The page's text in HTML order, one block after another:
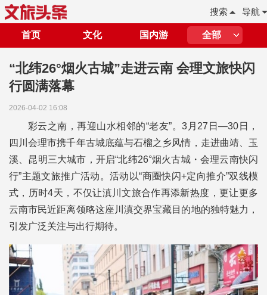
导航
搜索
首页 文化 国内游 全部
“北纬26°烟火古城”走进云南 会理文旅快闪
行圆满落幕
2026-04-02 16:08
彩云之南，再迎山水相邻的“老友”。3月27日—30日，
四川会理市携千年古城底蕴与石榴之乡风情，走进曲靖、玉
溪、昆明三大城市，开启“北纬26°烟火古城・会理云南快闪
行”主题文旅推广活动。活动以“商圈快闪+定向推介”双线模
式，历时4天，不仅让滇川文旅合作再添新热度，更让更多
云南市民近距离领略这座川滇交界宝藏目的地的独特魅力，
引发广泛关注与出行期待。